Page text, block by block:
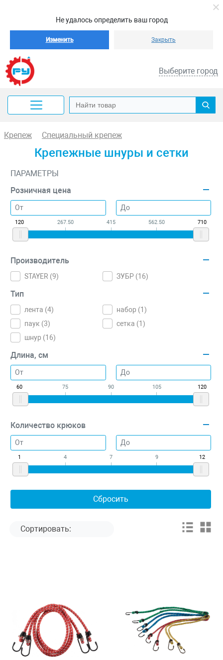
Не удалось определить ваш город
Изменить Закрыть
Выберите город
Крепеж Специальный крепеж
Крепежные шнуры и сетки
ПАРАМЕТРЫ
Розничная цена
120 267.50 415 562.50 710
Производитель
STAYER (9) ЗУБР (16)
Тип
лента (4) набор (1)
паук (3) сетка (1)
шнур (16)
Длина, см
60 75 90 105 120
Количество крюков
1 4 7 9 12